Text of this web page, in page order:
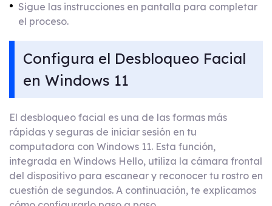
Sigue las instrucciones en pantalla para completar
el proceso.
Configura el Desbloqueo Facial
en Windows 11
El desbloqueo facial es una de las formas más
rápidas y seguras de iniciar sesión en tu
computadora con Windows 11. Esta función,
integrada en Windows Hello, utiliza la cámara frontal
del dispositivo para escanear y reconocer tu rostro en
cuestión de segundos. A continuación, te explicamos